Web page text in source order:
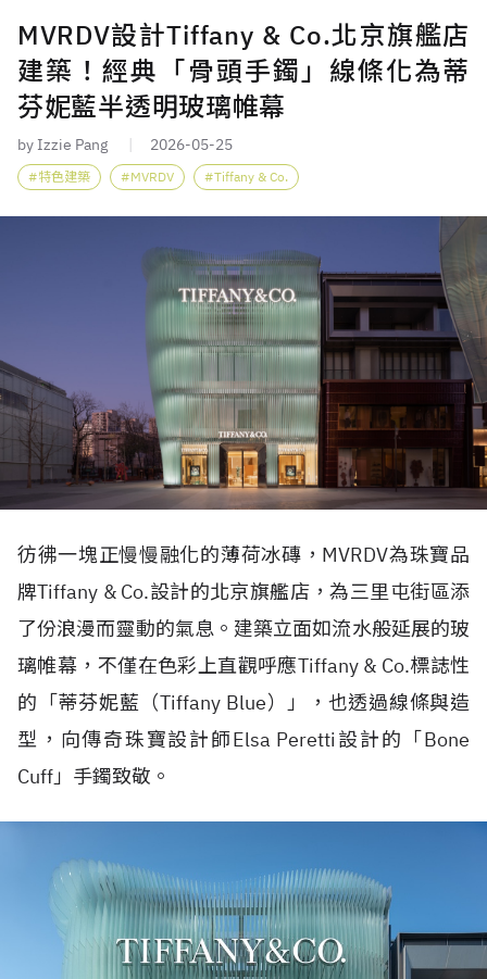
MVRDV設計Tiffany & Co.北京旗艦店
建築！經典「骨頭手鐲」線條化為蒂
芬妮藍半透明玻璃帷幕
by Izzie Pang 2026-05-25
特色建築 MVRDV Tiffany & Co.
彷彿一塊正慢慢融化的薄荷冰磚， MVRDV為珠寶品
牌Tiffany & Co.設計的北京旗艦店，為三里屯街區添
了份浪漫而靈動的氣息。建築立面如流水般延展的玻
璃帷幕，不僅在色彩上直觀呼應Tiffany & Co.標誌性
的「蒂芬妮藍（Tiffany Blue）」，也透過線條與造
型，向傳奇珠寶設計師Elsa Peretti 設計的「Bone
Cuff 」手鐲致敬。